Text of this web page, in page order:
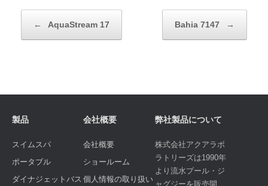
投稿ナビゲーション
← AquaStream 17 Bahia 7147 →
製品
スイムスパ
ポータブル
ダイナジェットバス
会社概要
会社概要
ショールーム
個人情報の取り扱い
弊社製品について
株式会社アクアラボ
ラトリーズは1990年
より流水プール・ジ
ャグジーを販売開